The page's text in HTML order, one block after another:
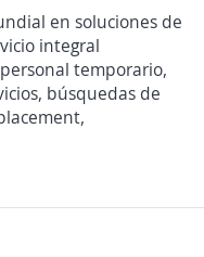
en soluciones de
integral
temporario,
búsquedas de